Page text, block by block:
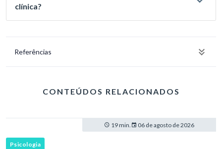
clínica?
Referências
CONTEÚDOS RELACIONADOS
19 min. 06 de agosto de 2026
Psicologia